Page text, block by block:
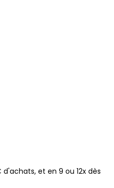
et en 9 ou 12x dès